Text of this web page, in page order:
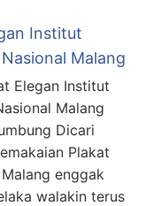
Institut
Malang
Elegan Institut
Malang
Dicari
Plakat
enggak
walakin terus